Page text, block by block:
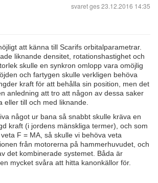
svaret ges23.12.2016 14:35
att känna till Scarifs orbitalparametrar.
liknande densitet, rotationshastighet och
skulle en synkron omlopp vara omöjlig
och fartygen skulle verkligen behöva
kraft för att behålla sin position, men det
anledning att tro att någon av dessa saker
eller till och med liknande.
något ur bana så snabbt skulle kräva en
kraft (i jordens mänskliga termer), och som
F = MA, så skulle vi behöva veta
från motorerna på hammerhuvudet, och
det kombinerade systemet. Båda är
mycket svåra att hitta kanonkällor för.